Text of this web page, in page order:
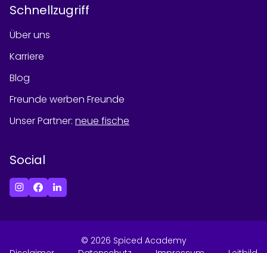
Schnellzugriff
Über uns
Karriere
Blog
Freunde werben Freunde
Unser Partner: neue fische
Social
© 2026 Spiced Academy